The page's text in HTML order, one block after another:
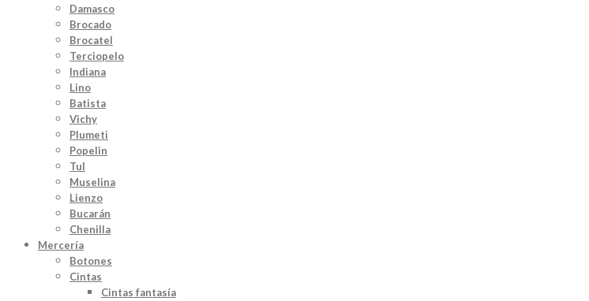
Damasco
Brocado
Brocatel
Terciopelo
Indiana
Lino
Batista
Vichy
Plumeti
Popelin
Tul
Muselina
Lienzo
Bucarán
Chenilla
Mercería
Botones
Cintas
Cintas fantasía